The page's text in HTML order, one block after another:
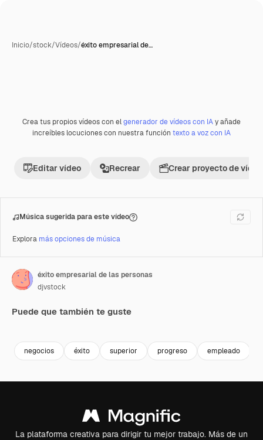
Inicio/stock/Vídeos/éxito empresarial de…
Premium
Crea tus propios vídeos con elgenerador de vídeos con IAy añade
increíbles locuciones con nuestra función texto a voz con IA
Editar vídeo Recrear Crear proyecto de vídeo
Música sugerida para este vídeo
Explora más opciones de música
éxito empresarial de las personas
djvstock
Puede que también te guste
negocios éxito superior progreso empleado
La plataforma creativa para dirigir tu mejor trabajo. Más de un